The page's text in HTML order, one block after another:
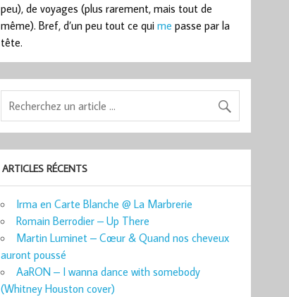
peu), de voyages (plus rarement, mais tout de
même). Bref, d’un peu tout ce quime passe par la
tête.
ARTICLES RÉCENTS
Irma en Carte Blanche @ La Marbrerie
Romain Berrodier – Up There
Martin Luminet – Cœur & Quand nos cheveux
auront poussé
AaRON – I wanna dance with somebody
(Whitney Houston cover)